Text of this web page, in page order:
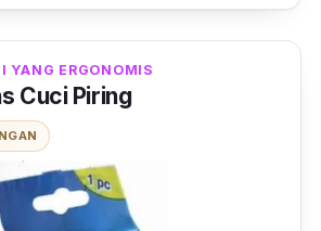
YANG ERGONOMIS
Cuci Piring